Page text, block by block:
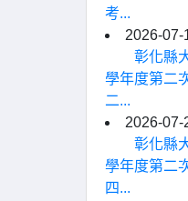
考...
2026-07-
彰化縣
學年度第二
二...
2026-07-
彰化縣
學年度第二
四...